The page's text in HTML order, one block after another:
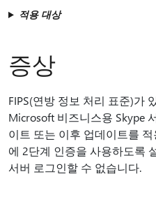
적용 대상
증상
FIPS(연방 정보 처리 표준)가
Microsoft 비즈니스용 Skype
이트 또는 이후 업데이트를
에 2단계 인증을 사용하도록
서버 로그인할 수 없습니다.